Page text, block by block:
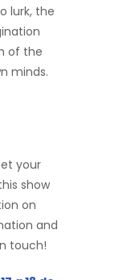
lurk, the
of the
minds.
your
show
on
and
touch!